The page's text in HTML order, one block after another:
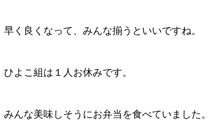
早く良くなって、みんな揃うといいですね。
ひよこ組は１人お休みです。
みんな美味しそうにお弁当を食べていました。